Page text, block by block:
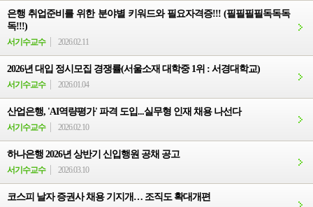
은행 취업준비를 위한 분야별 키워드와 필요자격증!!! (필필필필독독독
독!!!)
서기수교수 2026.02.11
2026년 대입 정시모집 경쟁률(서울소재 대학중 1위 : 서경대학교)
서기수교수 2026.01.04
산업은행, 'AI역량평가' 파격 도입...실무형 인재 채용 나선다
서기수교수 2026.02.10
하나은행 2026년 상반기 신입행원 공채 공고
서기수교수 2026.03.10
코스피 날자 증권사 채용 기지개… 조직도 확대개편